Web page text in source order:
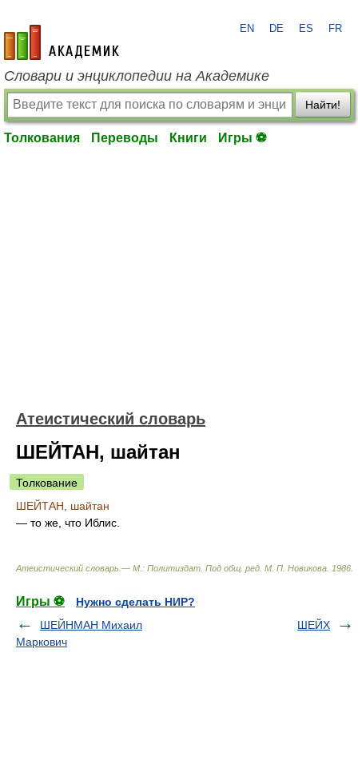
academic.ru
EN DE ES FR
Словари и энциклопедии на Академике
Найти!
Толкования Переводы Книги Игры ⚽
Атеистический словарь
ШЕЙТАН, шайтан
Толкование
ШЕЙТАН, шайтан
— то же, что Иблис.
Атеистический словарь.— М.: Политиздат Под общ. ред. М. П. Новикова 1986
Игры ⚽
Нужно сделать НИР?
ШЕЙНМАН Михаил
Маркович
ШЕЙХ